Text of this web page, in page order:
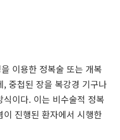
이용한 정복술 또는 개복
중첩된 장을 복강경 기구나
이다. 이는 비수술적 정복
진행된 환자에서 시행한